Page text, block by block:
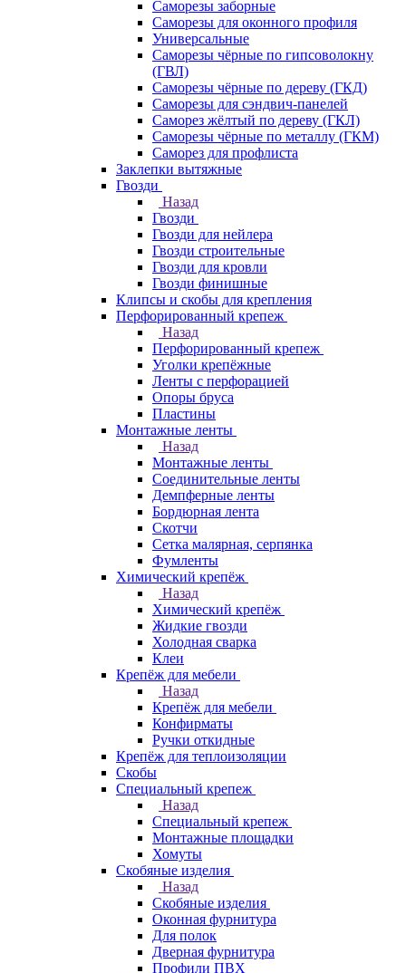
Саморезы заборные
Саморезы для оконного профиля
Универсальные
Саморезы чёрные по гипсоволокну
(ГВЛ)
Саморезы чёрные по дереву (ГКД)
Саморезы для сэндвич-панелей
Саморез жёлтый по дереву (ГКЛ)
Саморезы чёрные по металлу (ГКМ)
Саморез для профлиста
Заклепки вытяжные
Гвозди
Назад
Гвозди
Гвозди для нейлера
Гвозди строительные
Гвозди для кровли
Гвозди финишные
Клипсы и скобы для крепления
Перфорированный крепеж
Назад
Перфорированный крепеж
Уголки крепёжные
Ленты с перфорацией
Опоры бруса
Пластины
Монтажные ленты
Назад
Монтажные ленты
Соединительные ленты
Демпферные ленты
Бордюрная лента
Скотчи
Сетка малярная, серпянка
Фумленты
Химический крепёж
Назад
Химический крепёж
Жидкие гвозди
Холодная сварка
Клеи
Крепёж для мебели
Назад
Крепёж для мебели
Конфирматы
Ручки откидные
Крепёж для теплоизоляции
Скобы
Специальный крепеж
Назад
Специальный крепеж
Монтажные площадки
Хомуты
Скобяные изделия
Назад
Скобяные изделия
Оконная фурнитура
Для полок
Дверная фурнитура
Профили ПВХ